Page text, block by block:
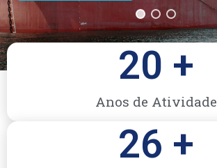
20 +
Anos de Atividade
26 +